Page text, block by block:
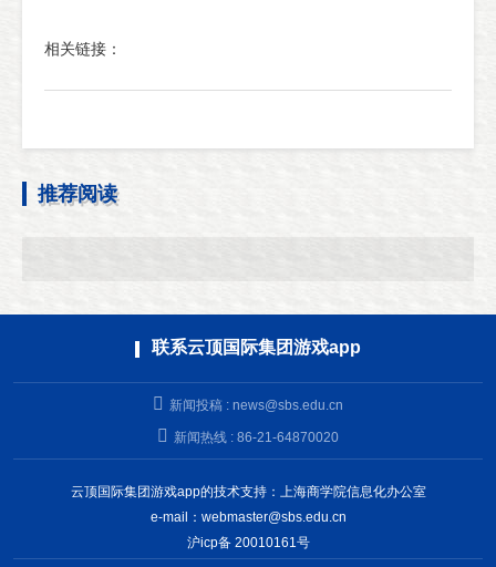
相关链接：
推荐阅读
联系云顶国际集团游戏app
新闻投稿 : news@sbs.edu.cn
新闻热线 : 86-21-64870020
云顶国际集团游戏app的技术支持：上海商学院信息化办公室
e-mail： webmaster@sbs.edu.cn
沪icp备 20010161号